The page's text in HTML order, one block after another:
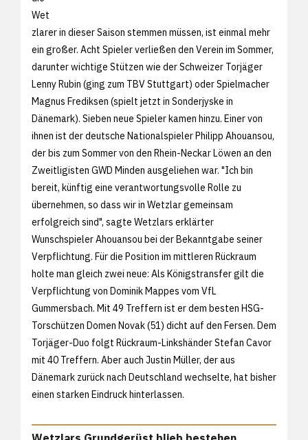
Wet
zlarer in dieser Saison stemmen müssen, ist einmal mehr
ein großer. Acht Spieler verließen den Verein im Sommer,
darunter wichtige Stützen wie der Schweizer Torjäger
Lenny Rubin (ging zum TBV Stuttgart) oder Spielmacher
Magnus Frediksen (spielt jetzt in Sonderjyske in
Dänemark). Sieben neue Spieler kamen hinzu. Einer von
ihnen ist der deutsche Nationalspieler Philipp Ahouansou,
der bis zum Sommer von den Rhein-Neckar Löwen an den
Zweitligisten GWD Minden ausgeliehen war. "Ich bin
bereit, künftig eine verantwortungsvolle Rolle zu
übernehmen, so dass wir in Wetzlar gemeinsam
erfolgreich sind", sagte Wetzlars erklärter
Wunschspieler Ahouansou bei der Bekanntgabe seiner
Verpflichtung. Für die Position im mittleren Rückraum
holte man gleich zwei neue: Als Königstransfer gilt die
Verpflichtung von Dominik Mappes vom VfL
Gummersbach. Mit 49 Treffern ist er dem besten HSG-
Torschützen Domen Novak (51) dicht auf den Fersen. Dem
Torjäger-Duo folgt Rückraum-Linkshänder Stefan Cavor
mit 40 Treffern. Aber auch Justin Müller, der aus
Dänemark zurück nach Deutschland wechselte, hat bisher
einen starken Eindruck hinterlassen.